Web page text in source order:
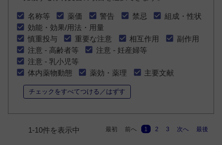
名称等 薬価 警告 禁忌
組成・性状
効能・効果/用法・用量
慎重投与
重要な注意 相互作用
副作用
注意 - 高齢者等
注意 - 妊産婦等
注意 - 乳小児等
体内薬物動態
薬効・薬理 主要文献
チェックをすべてつける／はずす
1-10件を表示中 最初 前へ 1 2 3 次へ 最後